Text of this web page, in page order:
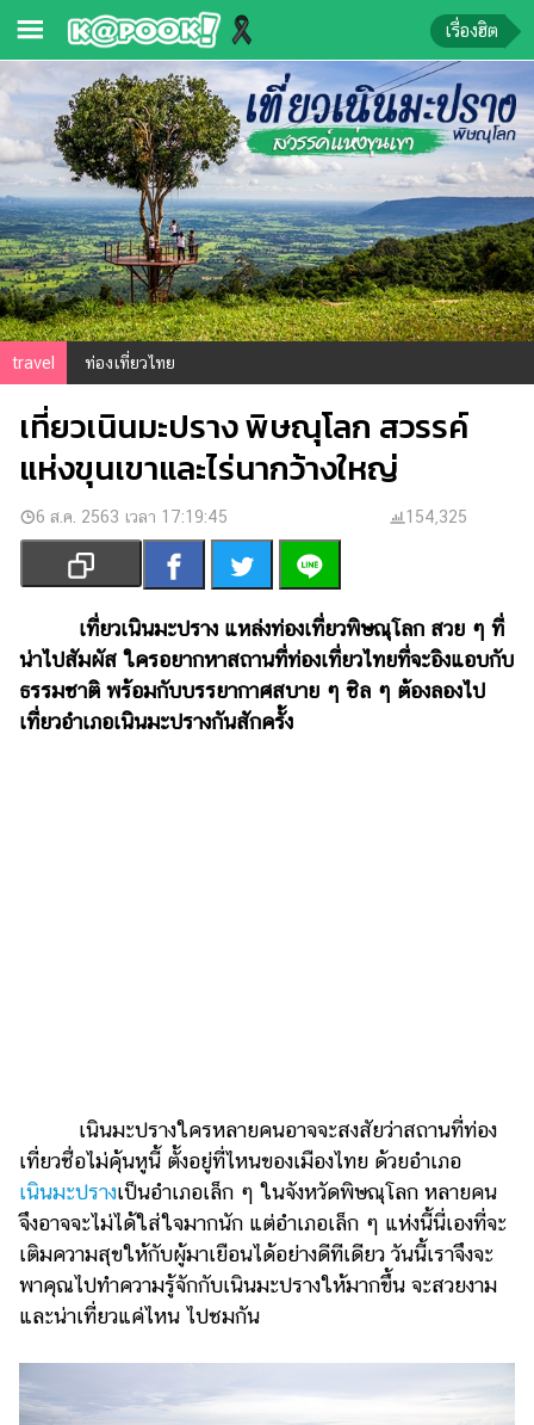
ข่าว-
ความ
รู้
ข่าว
ข่าว
บันเทิง
ตรวจ
หวย
ผล
บอล
สด
การ
เงิน
การ
บันเทิง
รูปภาพ
วง
ผู้
หญิง
ผู้ชาย
สุขภาพ
ท่อง
เรื่องฮิต
travel ท่องเที่ยวไทย
เที่ยวเนินมะปราง พิษณุโลก สวรรค์
แห่งขุนเขาและไร่นากว้างใหญ่
6 ส.ค. 2563 เวลา 17:19:45 154,325
เที่ยวเนินมะปราง แหล่งท่องเที่ยวพิษณุโลก สวย ๆ ที่
น่าไปสัมผัส ใครอยากหาสถานที่ท่องเที่ยวไทยที่จะอิงแอบกับ
ธรรมชาติ พร้อมกับบรรยากาศสบาย ๆ ชิล ๆ ต้องลองไป
เที่ยวอำเภอเนินมะปรางกันสักครั้ง
เนินมะปรางใครหลายคนอาจจะสงสัยว่าสถานที่ท่อง
เที่ยวชื่อไม่คุ้นหูนี้ ตั้งอยู่ที่ไหนของเมืองไทย ด้วยอำเภอ
เนินมะปรางเป็นอำเภอเล็ก ๆ ในจังหวัดพิษณุโลก หลายคน
จึงอาจจะไม่ได้ใส่ใจมากนัก แต่อำเภอเล็ก ๆ แห่งนี้นี่เองที่จะ
เติมความสุขให้กับผู้มาเยือนได้อย่างดีทีเดียว วันนี้เราจึงจะ
พาคุณไปทำความรู้จักกับเนินมะปรางให้มากขึ้น จะสวยงาม
และน่าเที่ยวแค่ไหน ไปชมกัน